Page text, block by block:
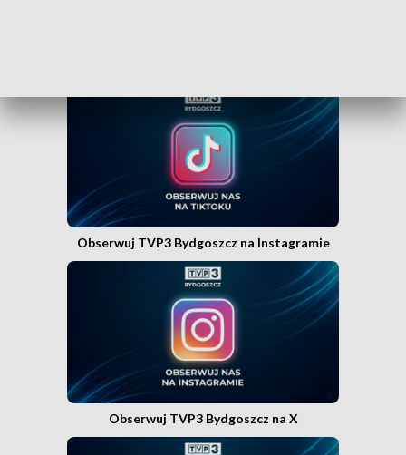
Obserwuj TVP3 Bydgoszcz na Instagramie
Obserwuj TVP3 Bydgoszcz na X